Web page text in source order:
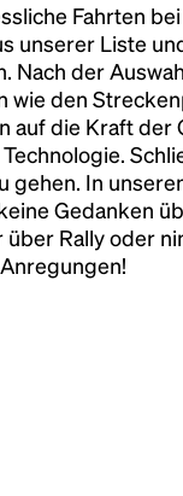
Fahrten
unserer Liste
Nach der
den
auf die Kraft der
gehen. In
Gedanken
Rally oder